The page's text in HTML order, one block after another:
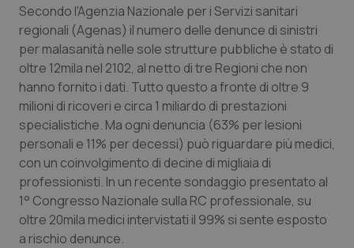
Lombardia
Marche
Molise
Piemonte
Provincia Autonoma di Bolzano
Provincia Autonoma di Trento
Dolore
Donna & Salute
Epatiti
HIV
Infezioni & Febbre
Ipertensione & Scompenso
Secondo l'Agenzia Nazionale per i Servizi sanitari
regionali (Agenas) il numero delle denunce di sinistri
per malasanità nelle sole strutture pubbliche è stato di
oltre 12mila nel 2102, al netto di tre Regioni che non
hanno fornito i dati. Tutto questo a fronte di oltre 9
milioni di ricoveri e circa 1 miliardo di prestazioni
specialistiche. Ma ogni denuncia (63% per lesioni
personali e 11% per decessi) può riguardare più medici,
con un coinvolgimento di decine di migliaia di
professionisti. In un recente sondaggio presentato al
1° Congresso Nazionale sulla RC professionale, su
oltre 20mila medici intervistati il 99% si sente esposto
a rischio denunce.